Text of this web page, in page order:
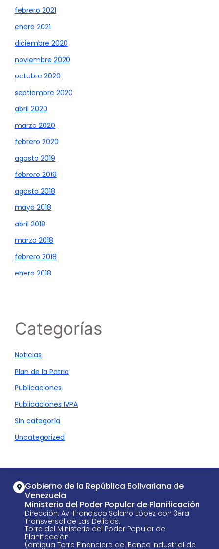
febrero 2021
enero 2021
diciembre 2020
noviembre 2020
octubre 2020
septiembre 2020
abril 2020
marzo 2020
febrero 2020
agosto 2019
febrero 2019
agosto 2018
mayo 2018
abril 2018
marzo 2018
febrero 2018
enero 2018
Categorías
Noticias
Plan de la Patria
Publicaciones
Publicaciones IVPA
Sin categoría
Uncategorized
Gobierno de la República Bolivariana de
Venezuela
Ministerio del Poder Popular de Planificación
Dirección: Av. Francisco Solano López con 3era
Transversal de Las Delicias,
Torre del Ministerio del Poder Popular de
Planificación
(antigua Torre Financiera del Banco Industrial de